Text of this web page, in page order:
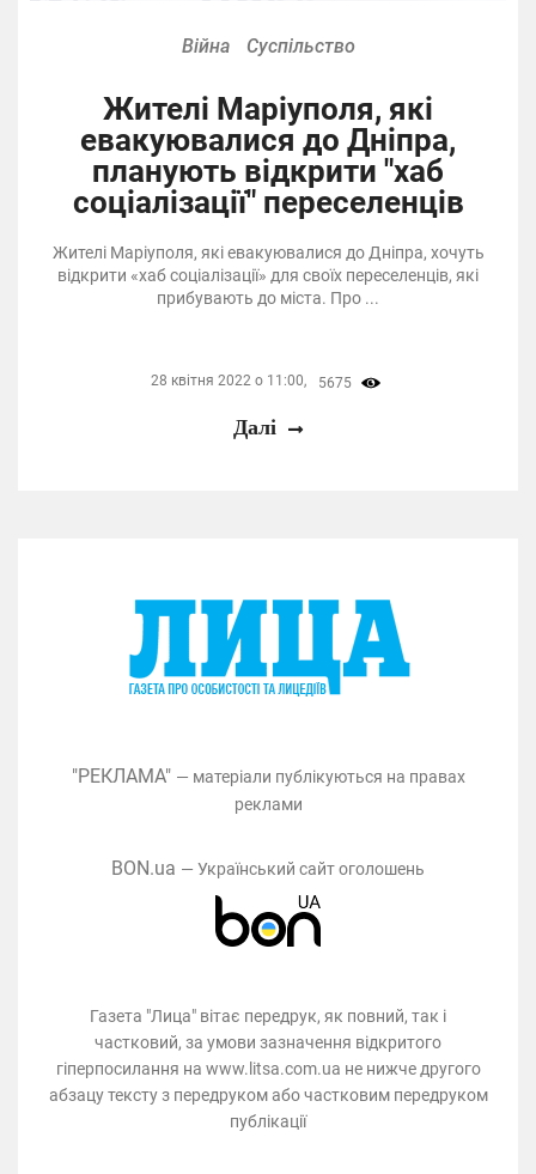
Війна Суспільство
Жителі Маріуполя, які
евакуювалися до Дніпра,
планують відкрити "хаб
соціалізації" переселенців
Жителі Маріуполя, які евакуювалися до Дніпра, хочуть
відкрити «хаб соціалізації» для своїх переселенців, які
прибувають до міста. Про ...
28 квітня 2022 о 11:00, 5675
Далі
"РЕКЛАМА" — матеріали публікуються на правах
реклами
BON.ua — Український сайт оголошень
Газета "Лица" вітає передрук, як повний, так і
частковий, за умови зазначення відкритого
гіперпосилання на www.litsa.com.ua не нижче другого
абзацу тексту з передруком або частковим передруком
публікації